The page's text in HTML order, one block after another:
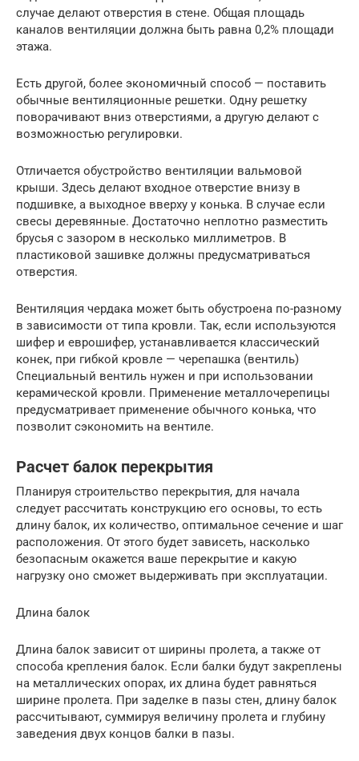
случае делают отверстия в стене. Общая площадь
каналов вентиляции должна быть равна 0,2% площади
этажа.
Есть другой, более экономичный способ — поставить
обычные вентиляционные решетки. Одну решетку
поворачивают вниз отверстиями, а другую делают с
возможностью регулировки.
Отличается обустройство вентиляции вальмовой
крыши. Здесь делают входное отверстие внизу в
подшивке, а выходное вверху у конька. В случае если
свесы деревянные. Достаточно неплотно разместить
брусья с зазором в несколько миллиметров. В
пластиковой зашивке должны предусматриваться
отверстия.
Вентиляция чердака может быть обустроена по-разному
в зависимости от типа кровли. Так, если используются
шифер и еврошифер, устанавливается классический
конек, при гибкой кровле — черепашка (вентиль)
Специальный вентиль нужен и при использовании
керамической кровли. Применение металлочерепицы
предусматривает применение обычного конька, что
позволит сэкономить на вентиле.
Расчет балок перекрытия
Планируя строительство перекрытия, для начала
следует рассчитать конструкцию его основы, то есть
длину балок, их количество, оптимальное сечение и шаг
расположения. От этого будет зависеть, насколько
безопасным окажется ваше перекрытие и какую
нагрузку оно сможет выдерживать при эксплуатации.
Длина балок
Длина балок зависит от ширины пролета, а также от
способа крепления балок. Если балки будут закреплены
на металлических опорах, их длина будет равняться
ширине пролета. При заделке в пазы стен, длину балок
рассчитывают, суммируя величину пролета и глубину
заведения двух концов балки в пазы.